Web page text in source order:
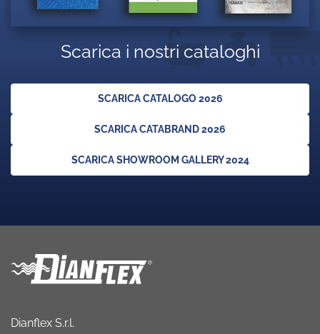
Scarica i nostri cataloghi
SCARICA CATALOGO 2026
SCARICA CATABRAND 2026
SCARICA SHOWROOM GALLERY 2024
Dianflex S.r.l.